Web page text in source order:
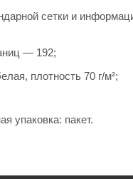
сетки и
— 192;
плотность 70 г/м²;
упаковка: пакет.